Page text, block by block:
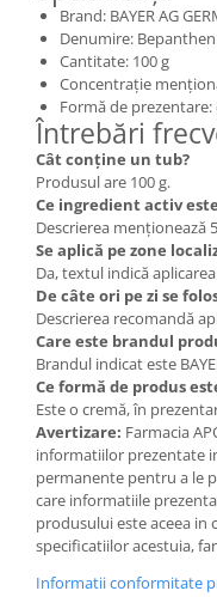
Brand: BAYER AG
Denumire:
Cantitate: 100 g
Concentrație
Formă de prezentare:
Întrebări
Cât conține un tub?
Produsul are 100 g.
Ce ingredient activ
Descrierea menționează
Se aplică pe zone
Da, textul indică
De câte ori pe zi se
Descrierea recomandă
Care este brandul
Brandul indicat este
Ce formă de produs
Este o cremă, în
Avertizare: Farmacia
informatiilor prezentate
permanente pentru a le
care informatiile
produsului este aceea
specificatiilor acestuia,
Informatii conformitate